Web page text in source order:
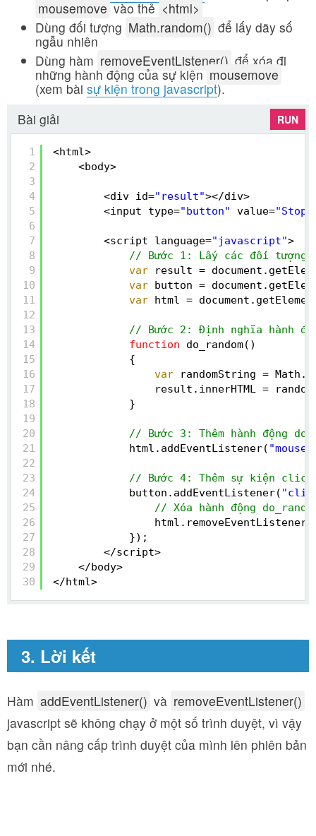
mousemove vào thẻ <html>
Dùng đối tượng Math.random() để lấy dãy số
ngẫu nhiên
Dùng hàm removeEventListener() để xóa đi
những hành động của sự kiện mousemove
(xem bài sự kiện trong javascript).
Bài giải
RUN
1
2
3
4
5
6
7
8
9
10
11
12
13
14
15
16
17
18
19
20
21
22
23
24
25
26
27
28
29
30
<html>
<body>
<div id="result"></div>
<input type="button" value="Stop
<script language="javascript">
// Bước 1: Lấy các đối tượng
var
result =
var button =
var html =
// Bước 2: Định nghĩa hành
function
do_random()
{
var
randomString =
result.innerHTML =
}
// Bước 3: Thêm hành động
html.addEventListener(
// Bước 4: Thêm sự kiện click
button.addEventListener(
// Xóa hành động
html.removeEventListener(
});
</script>
</body>
</html>
3. Lời kết
Hàm addEventListener() và removeEventListener()
javascript sẽ không chạy ở một số trình duyệt, vì vậy
bạn cần nâng cấp trình duyệt của mình lên phiên bản
mới nhé.